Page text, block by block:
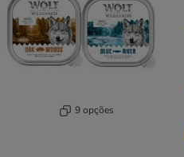
9 opções